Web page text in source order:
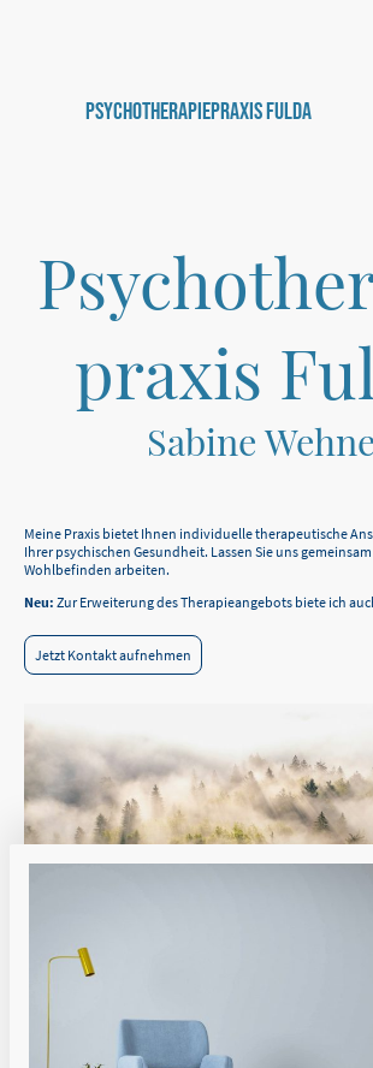
Psychotherapiepraxis Fulda
praxis
Sabine
Meine Praxis bietet Ihnen individuelle therapeutische
Ihrer psychischen Gesundheit. Lassen Sie uns
Wohlbefinden arbeiten.
Neu: Zur Erweiterung des Therapieangebots biete ich
Jetzt Kontakt aufnehmen